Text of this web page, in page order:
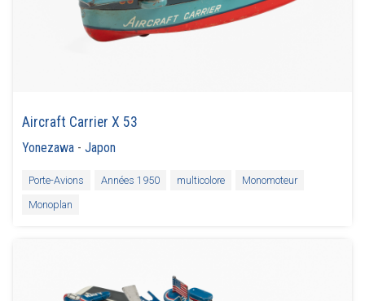
Aircraft Carrier X 53
Yonezawa -Japon
Porte-Avions Années 1950 multicolore
Monomoteur
Monoplan